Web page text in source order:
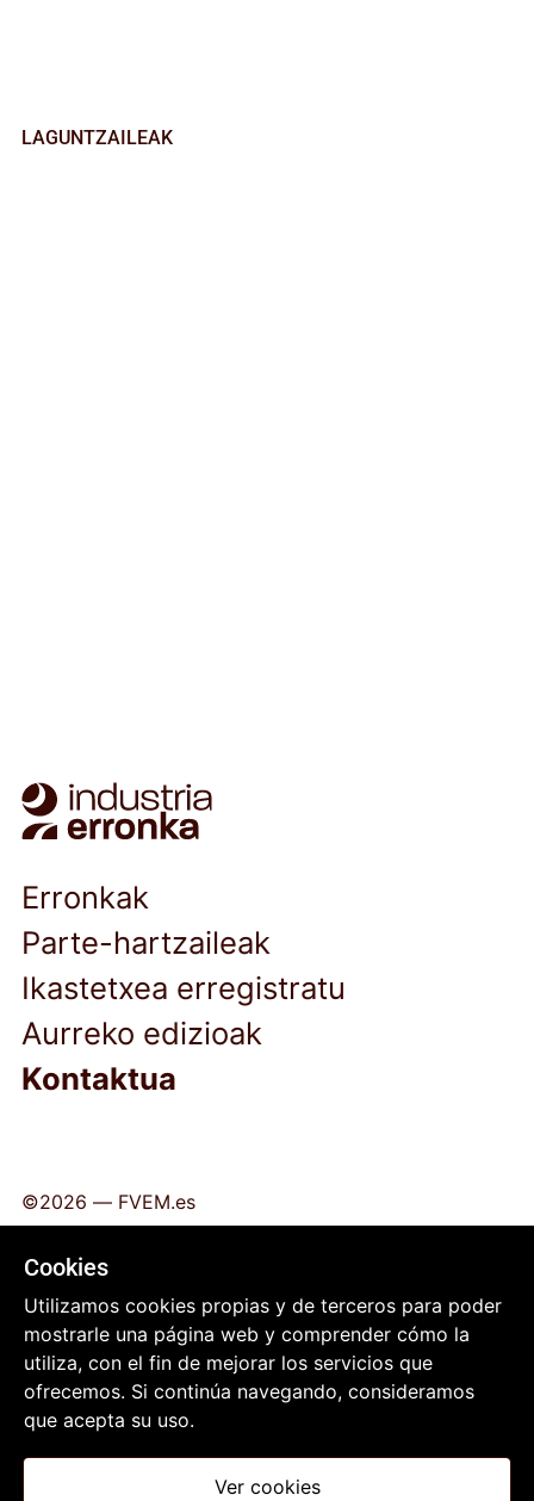
LAGUNTZAILEAK
Erronkak
Parte-hartzaileak
Ikastetxea erregistratu
Aurreko edizioak
Kontaktua
©2026 — FVEM.es
Lege oharra
Cookie politika
Datuen babesa
Cookies
Utilizamos cookies propias y de terceros para poder
mostrarle una página web y comprender cómo la
utiliza, con el fin de mejorar los servicios que
ofrecemos. Si continúa navegando, consideramos
que acepta su uso.
Ver cookies